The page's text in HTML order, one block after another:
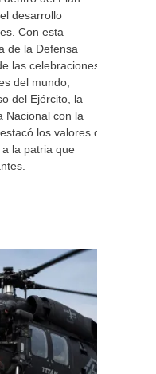
desarrollo
Con esta
de la Defensa
las celebraciones
del mundo,
del Ejército, la
Nacional con la
los valores de
la patria que